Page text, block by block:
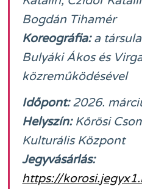
Bogdán Tihamér
Koreográfia:a
Bulyáki Ákos és
közreműködésével
Időpont:2026.
Helyszín:Kőrösi
Kulturális Központ
Jegyvásárlás:
https://